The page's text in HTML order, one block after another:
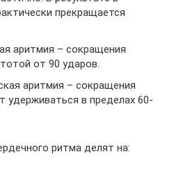
прекращается
аритмия – сокращения
от 90 ударов.
аритмия – сокращения
удерживаться в пределах 60-
ритма делят на: